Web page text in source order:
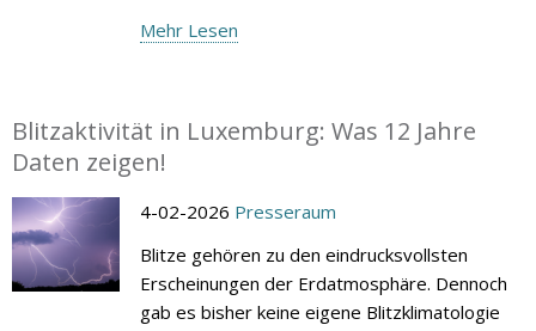
Mehr Lesen
Blitzaktivität in Luxemburg: Was 12 Jahre
Daten zeigen!
4-02-2026 Presseraum
Blitze gehören zu den eindrucksvollsten
Erscheinungen der Erdatmosphäre. Dennoch
gab es bisher keine eigene Blitzklimatologie